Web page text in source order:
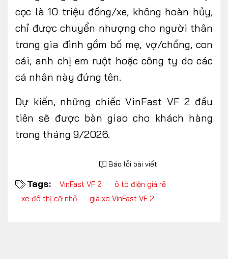
cọc là 10 triệu đồng/xe, không hoàn hủy,
chỉ được chuyển nhượng cho người thân
trong gia đình gồm bố mẹ, vợ/chồng, con
cái, anh chị em ruột hoặc công ty do các
cá nhân này đứng tên.
Dự kiến, những chiếc VinFast VF 2 đầu
tiên sẽ được bàn giao cho khách hàng
trong tháng 9/2026.
Báo lỗi bài viết
Tags: VinFast VF 2
ô tô điện giá rẻ
xe đô thị cỡ nhỏ
giá xe VinFast VF 2